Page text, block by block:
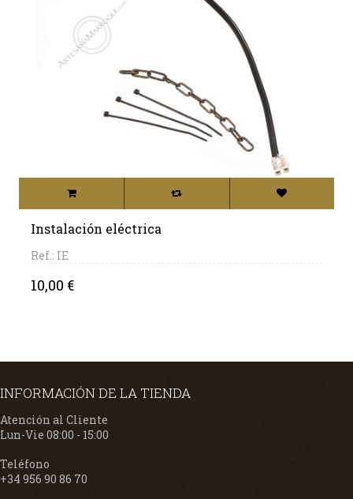
Instalación eléctrica
Ref.: IE
Precio
10,00 €
INFORMACIÓN DE LA TIENDA
Atención al Cliente
Lun-Vie 08:00 - 15:00
Teléfono
+34 956 90 86 70